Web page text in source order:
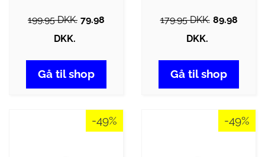
199.95 DKK. 79.98
DKK.
Gå til shop
179.95 DKK. 89.98
DKK.
Gå til shop
-49% -49%